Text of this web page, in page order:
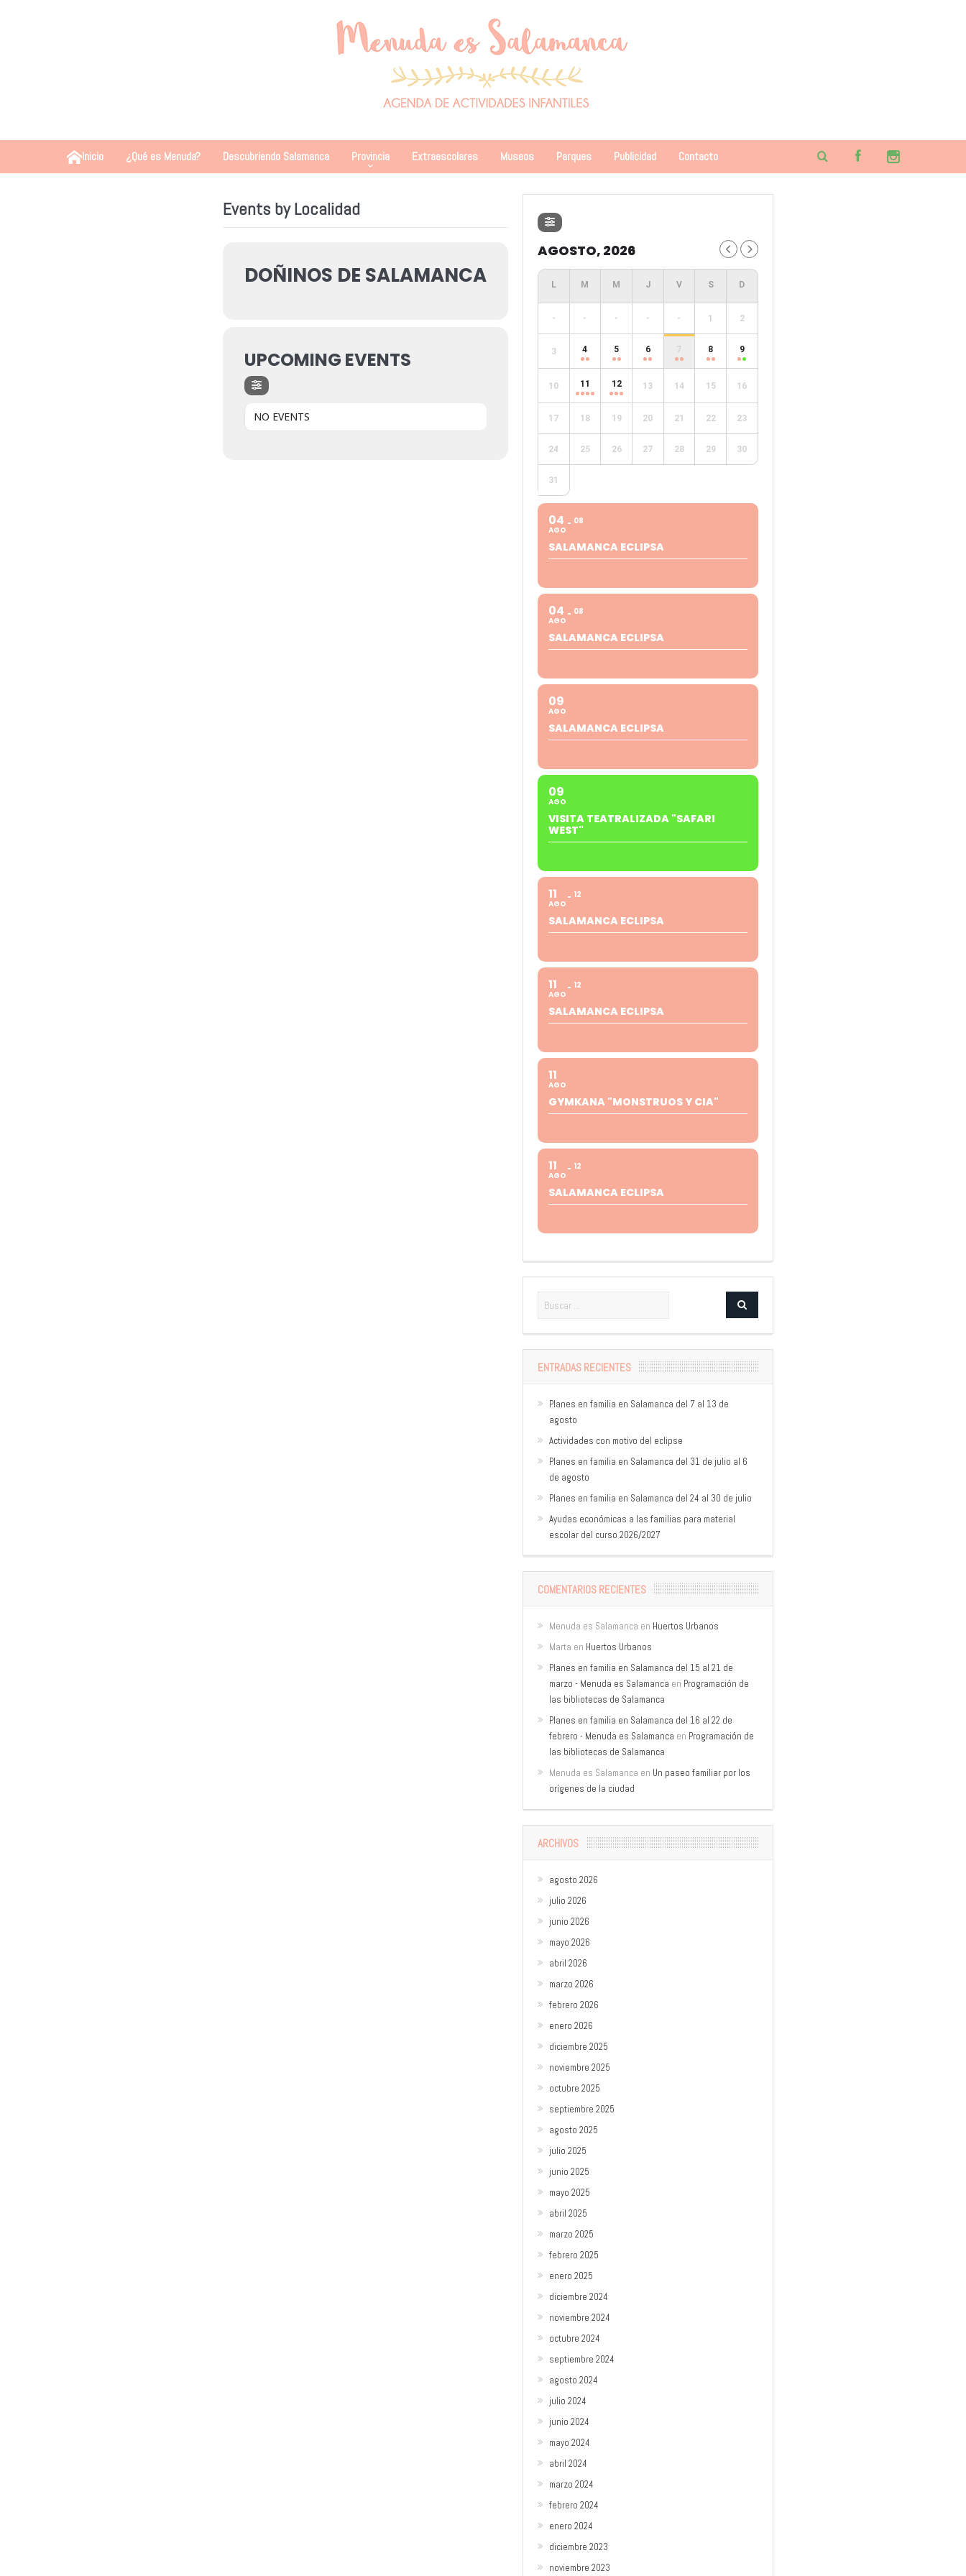
Inicio ¿Qué es Menuda? Descubriendo Salamanca Provincia Extraescolares Museos Parques Publicidad Contacto
Events by Localidad
DOÑINOS DE SALAMANCA
UPCOMING EVENTS
NO EVENTS
AGOSTO, 2026
- - - - - 1 2
3 4 5 6 7 8 9
10 11 12 13 14 15 16
17 18 19 20 21 22 23
24 25 26 27 28 29 30
31
04
AGO
08
SALAMANCA ECLIPSA
04
AGO
08
SALAMANCA ECLIPSA
09
AGO
SALAMANCA ECLIPSA
09
AGO
VISITA TEATRALIZADA "SAFARI
WEST"
11
AGO
12
SALAMANCA ECLIPSA
11
AGO
12
SALAMANCA ECLIPSA
11
AGO
GYMKANA "MONSTRUOS Y CIA"
11
AGO
12
SALAMANCA ECLIPSA
ENTRADAS RECIENTES
Planes en familia en Salamanca del 7 al 13 de
agosto
Actividades con motivo del eclipse
Planes en familia en Salamanca del 31 de julio al 6
de agosto
Planes en familia en Salamanca del 24 al 30 de julio
Ayudas económicas a las familias para material
escolar del curso 2026/2027
COMENTARIOS RECIENTES
Menuda es Salamanca en Huertos Urbanos
Marta en Huertos Urbanos
Planes en familia en Salamanca del 15 al 21 de
marzo - Menuda es Salamanca en Programación de
las bibliotecas de Salamanca
Planes en familia en Salamanca del 16 al 22 de
febrero - Menuda es Salamanca en Programación de
las bibliotecas de Salamanca
Menuda es Salamanca en Un paseo familiar por los
orígenes de la ciudad
ARCHIVOS
agosto 2026
julio 2026
junio 2026
mayo 2026
abril 2026
marzo 2026
febrero 2026
enero 2026
diciembre 2025
noviembre 2025
octubre 2025
septiembre 2025
agosto 2025
julio 2025
junio 2025
mayo 2025
abril 2025
marzo 2025
febrero 2025
enero 2025
diciembre 2024
noviembre 2024
octubre 2024
septiembre 2024
agosto 2024
julio 2024
junio 2024
mayo 2024
abril 2024
marzo 2024
febrero 2024
enero 2024
diciembre 2023
noviembre 2023